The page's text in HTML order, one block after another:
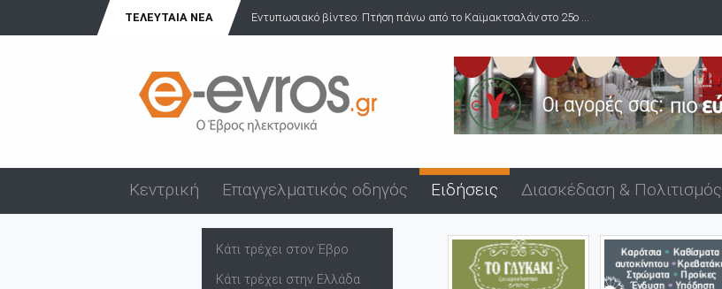
ΤΕΛΕΥΤΑΊΑ ΝΈΑ ​Εντυπωσιακό βίντεο: Πτήση πάνω από το Καϊμακτσαλάν στο 25ο ... Δύο
Κεντρική Επαγγελματικός οδηγός Ειδήσεις Διασκέδαση & Πολιτισμός
Κάτι τρέχει στον Έβρο
Κάτι τρέχει στην Ελλάδα